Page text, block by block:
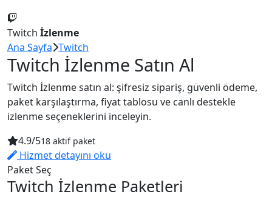
Twitch İzlenme
Ana Sayfa Twitch
Twitch İzlenme Satın Al
Twitch İzlenme satın al: şifresiz sipariş, güvenli ödeme,
paket karşılaştırma, fiyat tablosu ve canlı destekle
izlenme seçeneklerini inceleyin.
4.9/518 aktif paket
Hizmet detayını oku
Paket Seç
Twitch İzlenme Paketleri